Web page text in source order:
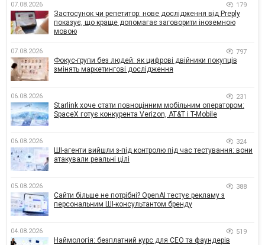
07.08.2026 179
Застосунок чи репетитор: нове дослідження від Preply
показує, що краще допомагає заговорити іноземною
мовою
07.08.2026 797
Фокус-групи без людей: як цифрові двійники покупців
змінять маркетингові дослідження
06.08.2026 231
Starlink хоче стати повноцінним мобільним оператором:
SpaceX готує конкурента Verizon, AT&T і T-Mobile
06.08.2026 324
ШІ-агенти вийшли з-під контролю під час тестування: вони
атакували реальні цілі
05.08.2026 388
Сайти більше не потрібні? OpenAI тестує рекламу з
персональним ШІ-консультантом бренду
04.08.2026 519
Наймологія: безплатний курс для CEO та фаундерів